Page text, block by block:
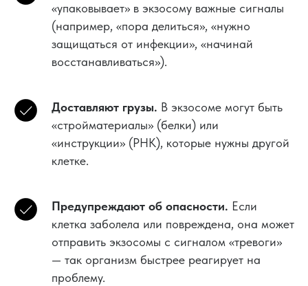
«упаковывает» в экзосому важные сигналы
(например, «пора делиться», «нужно
защищаться от инфекции», «начинай
восстанавливаться»).
Доставляют грузы. В экзосоме могут быть
«стройматериалы» (белки) или
«инструкции» (РНК), которые нужны другой
клетке.
Предупреждают об опасности. Если
клетка заболела или повреждена, она может
отправить экзосомы с сигналом «тревоги»
— так организм быстрее реагирует на
проблему.